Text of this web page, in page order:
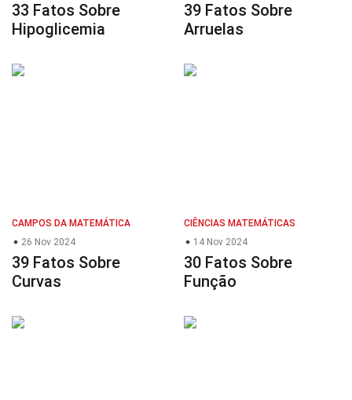
33 Fatos Sobre
Hipoglicemia
39 Fatos Sobre
Arruelas
CAMPOS DA MATEMÁTICA
26 Nov 2024
39 Fatos Sobre
Curvas
CIÊNCIAS MATEMÁTICAS
14 Nov 2024
30 Fatos Sobre
Função